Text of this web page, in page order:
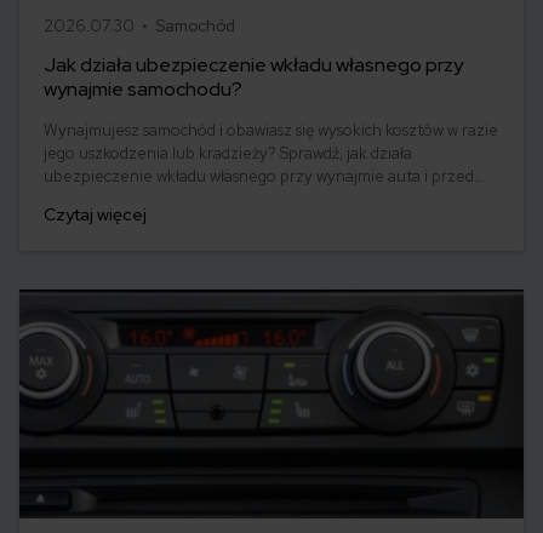
2026.07.30 • Samochód
Jak działa ubezpieczenie wkładu własnego przy
wynajmie samochodu?
Wynajmujesz samochód i obawiasz się wysokich kosztów w razie
jego uszkodzenia lub kradzieży? Sprawdź, jak działa
ubezpieczenie wkładu własnego przy wynajmie auta i przed
Czytaj więcej